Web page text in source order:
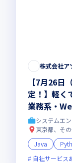
株式会社ア
【7月26日
定！】軽く
業務系・
もシステム
キープした
がいい／技
在になりた
システムエ
東京都、そ
Java
自社サービス